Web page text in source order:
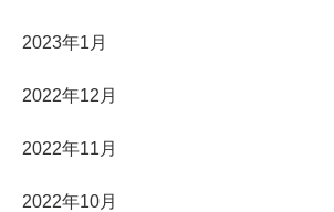
2023年1月
2022年12月
2022年11月
2022年10月